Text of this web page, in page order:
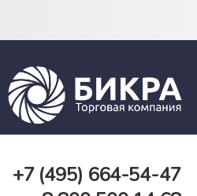
+7 (495) 664-54-47